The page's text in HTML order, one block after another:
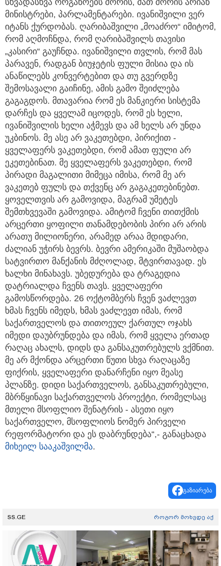
მინისტრები, პარლამენტარები. ივანიშვილი ვერ
იტანს ქურდობას. ღარიბაშვილი „მოაძრო“ იმიტომ,
რომ აღმოჩნდა, რომ ღარიბაშვილს თავისი
„კასირი“ გაუჩნდა. ივანიშვილი თვლის, რომ მას
პარავენ, რადგან ბიუჯეტის ფული მისია და ის
ანაწილებს კონვერტებით და თუ გვერდზე
შემოსავალი გაიჩინე, ამის გამო შეიძლება
გაგაგდოს. მთავარია რომ ეს მანკიერი სისტემა
დარჩეს და ყველამ იცოდეს, რომ ეს ხელი,
ივანიშვილის ხელი აჭმევს და ამ ხელს არ უნდა
უკბინოს. მე ასე არ ვაკეთებდი, პირიქით -
ყველაფერს ვაკეთებდი, რომ ამათ ფული არ
ეკეთებინათ. მე ყველაფერს ვაკეთებდი, რომ
პირადი მაგალითი მიმეცა იმისა, რომ მე არ
ვაკეთებ ფულს და თქვენც არ გაგაკეთებინებთ.
ყოველთვის არ გამოვიდა, მაგრამ უმეტეს
შემთხვევაში გამოვიდა. ამიტომ ჩვენი თითქმის
არცერთი ყოფილი თანამდებობის პირი არ არის
არათუ მილიონერი, არამედ არაა მდიდარი,
ძალიან უჭირს ბევრს. ბევრი ამერიკაში მუშაობდა
სატვირთო მანქანის მძღოლად, მტვირთავად. ეს
ხალხი მინახავს. უბედურება და ტრაგედია
დატრიალდა ჩვენს თავს. ყველაფერი
გამოსწორდება. 26 ოქტომბერს ჩვენ ვაძლევთ
ხმას ჩვენს იმედს, ხმას ვაძლევთ იმას, რომ
საქართველოს და თითოეულ ქართულ ოჯახს
იმედი დაუბრუნდება და იმას, რომ ყველა ერთად
რაღაც ახალს, დიდს და განსაკუთრებულს ვქმნით.
მე არ მქონდა არცერთი წუთი სხვა რაღაცაზე
ფიქრის, ყველაფერი დანარჩენი იყო მეასე
პლანზე. დიდი საქართველოს, განსაკუთრებული,
მბრწყინავი საქართველოს პროექტი, რომელსაც
მთელი მსოფლიო შენატრის - ასეთი იყო
საქართველო, მსოფლიოს ნომერ პირველი
რეფორმატორი და ეს დაბრუნდება“,- განაცხადა
მიხეილ სააკაშვილმა.
გაზიარება
SS.GE როგორ მოხვდე აქ